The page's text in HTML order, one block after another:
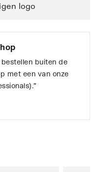
logo
buiten de
met een van onze